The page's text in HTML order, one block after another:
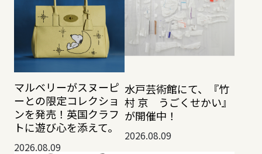
マルベリーがスヌーピ
ーとの限定コレクショ
ンを発売！英国クラフ
トに遊び心を添えて。
2026.08.09
水戸芸術館にて、『竹
村 京 うごくせかい』
が開催中！
2026.08.09